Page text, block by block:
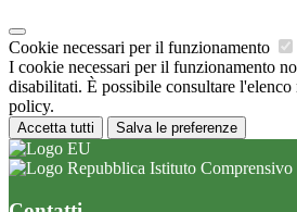
Cookie necessari per il funzionamento
I cookie necessari per il funzionamento
disabilitati. È possibile consultare
policy.
Accetta tutti Salva le preferenze
Istituto